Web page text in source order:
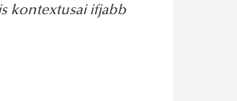
kontextusai ifjabb